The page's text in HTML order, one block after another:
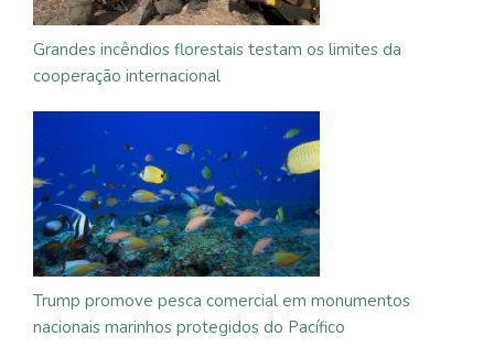
Grandes incêndios florestais testam os limites da
cooperação internacional
Trump promove pesca comercial em monumentos
nacionais marinhos protegidos do Pacífico